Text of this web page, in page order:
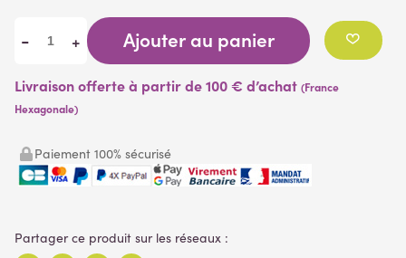
- + Ajouter au panier
Livraison offerte à partir de 100 € d’achat (France
Hexagonale)
Paiement 100% sécurisé